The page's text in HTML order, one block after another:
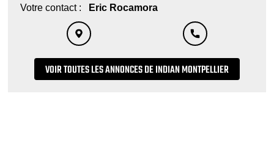
Votre contact :
Eric Rocamora
VOIR TOUTES LES ANNONCES DE INDIAN MONTPELLIER